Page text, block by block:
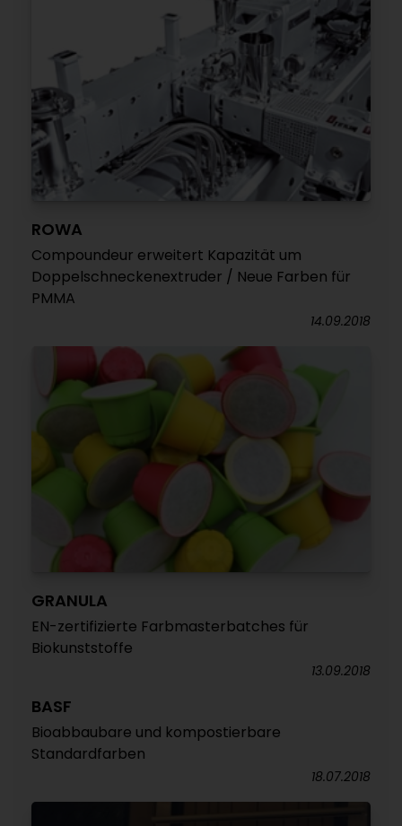
ROWA
Compoundeur erweitert Kapazität um
Doppelschneckenextruder / Neue Farben für
PMMA
14.09.2018
GRANULA
EN-zertifizierte Farbmasterbatches für
Biokunststoffe
13.09.2018
BASF
Bioabbaubare und kompostierbare
Standardfarben
18.07.2018